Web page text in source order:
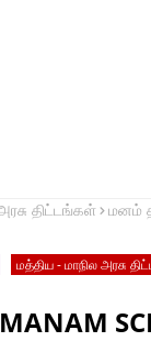
திட்டங்கள் மனம்
மத்திய - மாநில அரசு